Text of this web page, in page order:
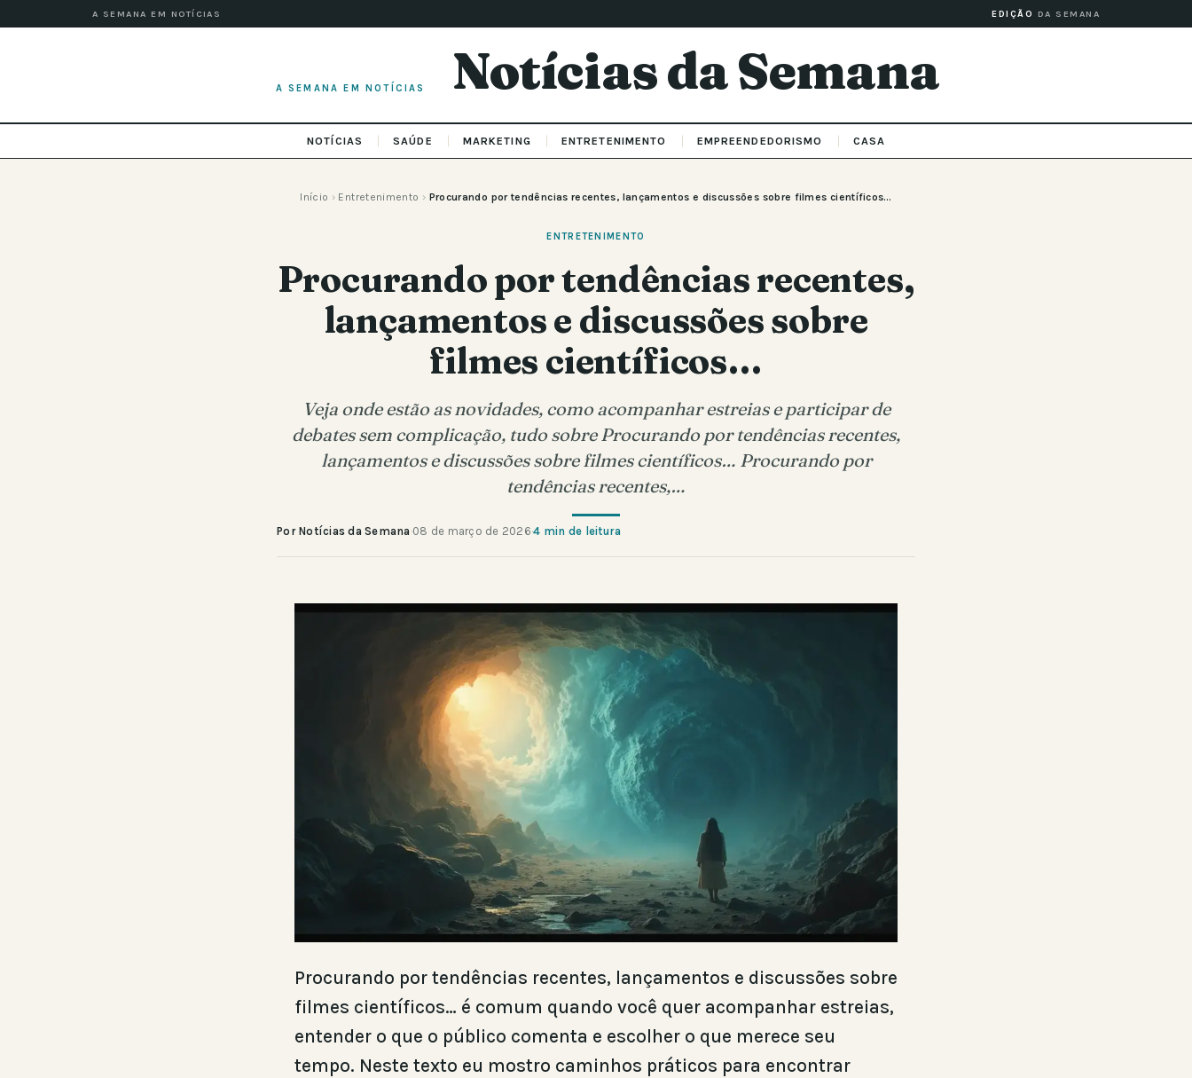
A SEMANA EM NOTÍCIAS EDIÇÃO DA SEMANA
A SEMANA EM NOTÍCIAS Notícias da Semana
NOTÍCIAS SAÚDE MARKETING ENTRETENIMENTO EMPREENDEDORISMO CASA
Início › Entretenimento › Procurando por tendências recentes, lançamentos e discussões sobre filmes científicos…
ENTRETENIMENTO
Procurando por tendências recentes,
lançamentos e discussões sobre
filmes científicos…
Veja onde estão as novidades, como acompanhar estreias e participar de
debates sem complicação, tudo sobre Procurando por tendências recentes,
lançamentos e discussões sobre filmes científicos… Procurando por
tendências recentes,…
Por Notícias da Semana ·08 de março de 2026·4 min de leitura
Procurando por tendências recentes, lançamentos e discussões sobre
filmes científicos… é comum quando você quer acompanhar estreias,
entender o que o público comenta e escolher o que merece seu
tempo. Neste texto eu mostro caminhos práticos para encontrar